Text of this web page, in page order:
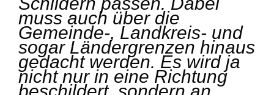
muss auch über die
Gemeinde-, Landkreis- und
sogar Ländergrenzen hinaus
gedacht werden. Es wird ja
nicht nur in eine Richtung